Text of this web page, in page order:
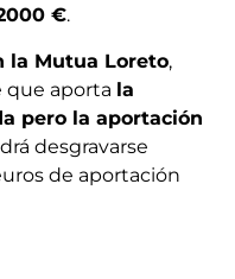
€.
la Mutua Loreto,
que aporta la
pero la aportación
desgravarse
de aportación